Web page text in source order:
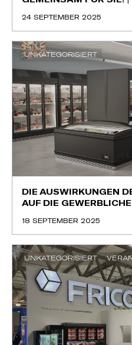
24 SEPTEMBER 2025
UNKATEGORISIERT
DIE AUSWIRKUNGEN
AUF DIE
18 SEPTEMBER 2025
UNKATEGORISIERT